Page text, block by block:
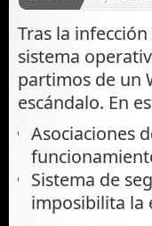
Tras la
sistema
partimos de un
escándalo. En
Asociaciones
Sistema de
imposibilita la